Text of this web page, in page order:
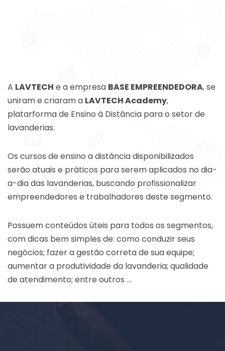
A LAVTECH e a empresa BASE EMPREENDEDORA, se
uniram e criaram a LAVTECH Academy,
platarforma de Ensino à Distância para o setor de
lavanderias.
Os cursos de ensino a distância disponibilizados
serão atuais e práticos para serem aplicados no dia-
a-dia das lavanderias, buscando profissionalizar
empreendedores e trabalhadores deste segmento.
Possuem conteúdos úteis para todos os segmentos,
com dicas bem simples de: como conduzir seus
negócios; fazer a gestão correta de sua equipe;
aumentar a produtividade da lavanderia; qualidade
de atendimento; entre outros …